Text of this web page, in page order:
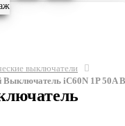
выключатели
Выключатель iC60N 1P 50A B